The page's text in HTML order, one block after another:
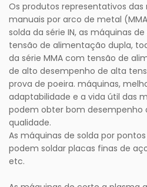
Os produtos representativos das
manuais por arco de metal
solda da série IN, as máquinas
tensão de alimentação dupla,
da série MMA com tensão de
de alto desempenho de alta
prova de poeira. máquinas,
adaptabilidade e a vida útil das
podem obter bom desempenho
qualidade.
As máquinas de solda por pontos
podem soldar placas finas de
etc.